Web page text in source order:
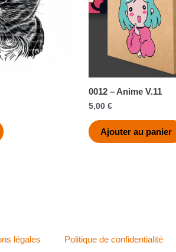
0012 – Anime V.11
5,00 €
Ajouter au panier
légales Politique de confidentialité